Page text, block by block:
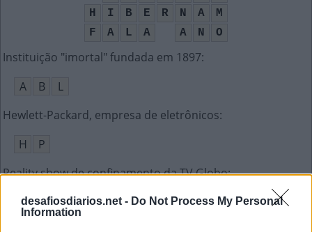
desafiosdiarios.net - Do Not Process My Personal
Information
H
I B E R N A
M
F
A L A A N O
Instituição "imortal" fundada em 1897:
A
B
L
Hewlett-Packard, empresa de eletrônicos:
H
P
Reality show de confinamento da TV Globo:
B
B
B